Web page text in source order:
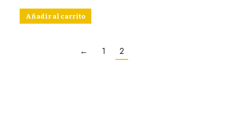
Añadir al carrito
← 1 2